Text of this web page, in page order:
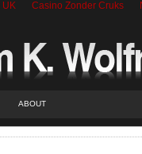
UK Casino Zonder Cruks
ABOUT